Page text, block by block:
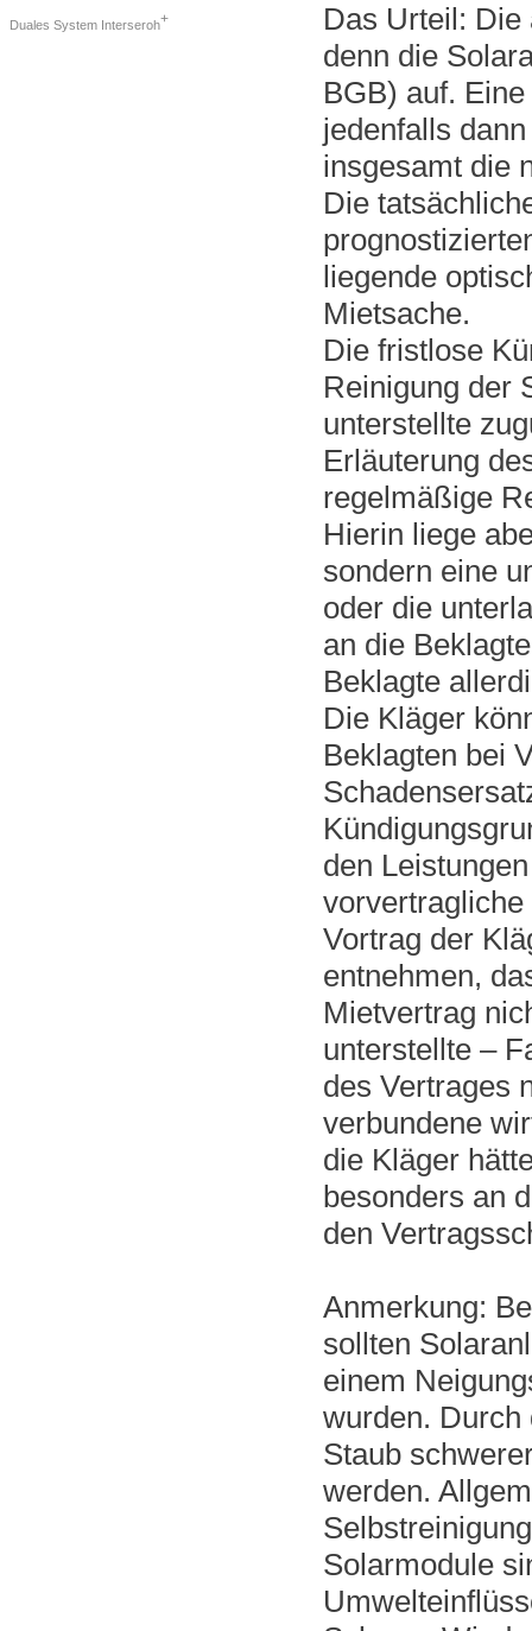
Duales System Interseroh+
Das Urteil:
denn die
BGB) auf.
jedenfalls
insgesamt die
Die
liegende
Mietsache.
Die fristlose
Reinigung der
unterstellte
Erläuterung
regelmäßige
Hierin liege
sondern eine
oder die
an die
Beklagte
Die Kläger
Beklagten bei
den
Vortrag der
entnehmen,
Mietvertrag
unterstellte –
des Vertrages
verbundene
die Kläger
besonders an
den
Anmerkung:
sollten
einem
wurden. Durch
Staub
werden.
Solarmodule